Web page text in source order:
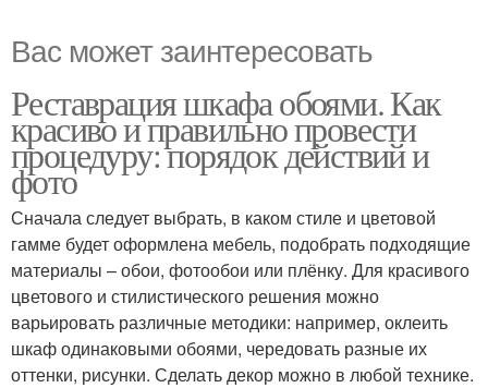
Вас может заинтересовать
Реставрация шкафа обоями. Как
красиво и правильно провести
процедуру: порядок действий и
фото
Сначала следует выбрать, в каком стиле и цветовой
гамме будет оформлена мебель, подобрать подходящие
материалы – обои, фотообои или плёнку. Для красивого
цветового и стилистического решения можно
варьировать различные методики: например, оклеить
шкаф одинаковыми обоями, чередовать разные их
оттенки, рисунки. Сделать декор можно в любой технике.